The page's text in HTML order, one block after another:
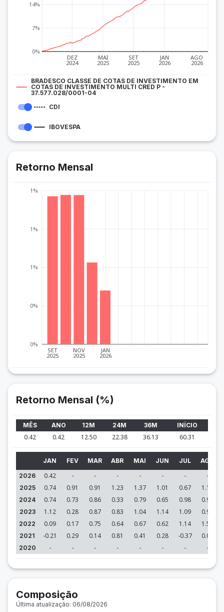
DEZ
2024
MAI
2025
SET
2025
JAN
2026
AGO
2026
0%
7%
14%
BRADESCO CLASSE DE COTAS DE INVESTIMENTO EM
COTAS DE INVESTIMENTO MULTI CRED P -
37.577.028/0001-04
CDI
IBOVESPA
Retorno Mensal
SET
2025
NOV
2025
JAN
2026
0%
0%
1%
1%
1%
Retorno Mensal (%)
MÊS ANO 12M 24M 36M INÍCIO
0.42 0.42 12.50 22.38 36.13 60.31
JAN FEV MAR ABR MAI JUN JUL AGO
2026
0.42 - - - - - - -
2025 0.74 0.91 0.91 1.23 1.37 1.01 0.67 1.19
2024 0.74 0.73 0.86 0.33 0.79 0.65 0.98 0.96
2023 1.12 0.28 0.87 0.83 1.04 1.14 1.09 0.90
2022 0.09 0.17 0.75 0.64 0.67 0.62 1.14 1.53
2021 -0.21 0.29 0.14 0.81 0.41 0.28 -0.37 0.04
2020 - - - - - - - -
Composição
Última atualização: 06/08/2026